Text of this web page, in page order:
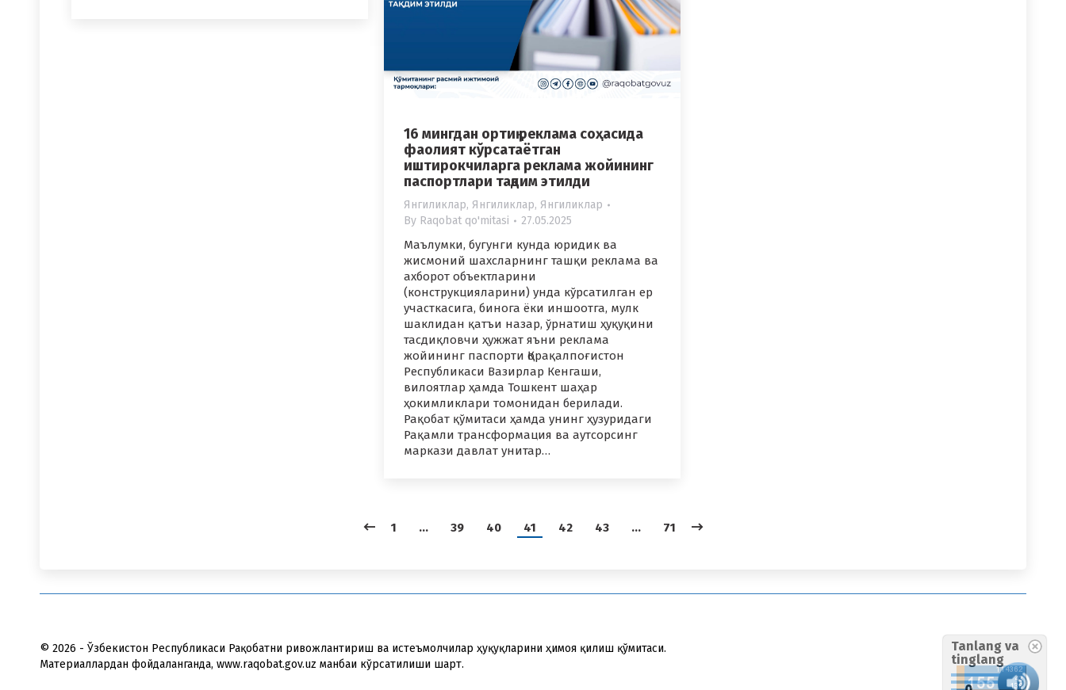
16 мингдан ортиқ реклама соҳасида
фаолият кўрсатаётган
иштирокчиларга реклама жойининг
паспортлари тақдим этилди
Янгиликлар, Янгиликлар, Янгиликлар
By Raqobat qo'mitasi 27.05.2025
Маълумки, бугунги кунда юридик ва
жисмоний шахсларнинг ташқи реклама ва
ахборот объектларини
(конструкцияларини) унда кўрсатилган ер
участкасига, бинога ёки иншоотга, мулк
шаклидан қатъи назар, ўрнатиш ҳуқуқини
тасдиқловчи ҳужжат яъни реклама
жойининг паспорти Қорақалпоғистон
Республикаси Вазирлар Кенгаши,
вилоятлар ҳамда Тошкент шаҳар
ҳокимликлари томонидан берилади.
Рақобат қўмитаси ҳамда унинг ҳузуридаги
Рақамли трансформация ва аутсорсинг
маркази давлат унитар…
1 … 39 40 41 42 43 … 71
© 2026 - Ўзбекистон Республикаси Рақобатни ривожлантириш ва истеъмолчилар ҳуқуқларини ҳимоя қилиш қўмитаси.
Материаллардан фойдаланганда, www.raqobat.gov.uz манбаи кўрсатилиши шарт.
Tanlang va
tinglang